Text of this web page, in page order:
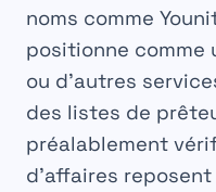
noms comme
positionne comme
ou d’autres
des listes de
préalablement
d’affaires